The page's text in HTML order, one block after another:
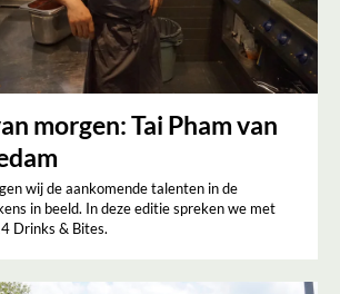
morgen: Tai Pham van
wij de aankomende talenten in de
in beeld. In deze editie spreken we met
Drinks & Bites.